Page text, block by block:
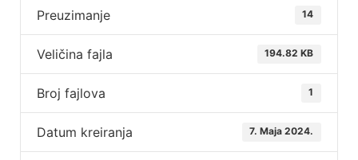
Preuzimanje 14
Veličina fajla 194.82 KB
Broj fajlova 1
Datum kreiranja 7. Maja 2024.